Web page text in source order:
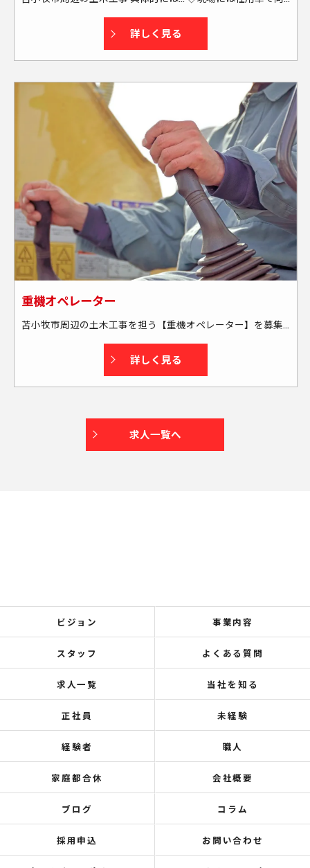
詳しく見る
重機オペレーター
詳しく見る
求人一覧へ
ビジョン 事業内容
スタッフ よくある質問
求人一覧 当社を知る
正社員 未経験
経験者 職人
家庭都合休 会社概要
ブログ コラム
採用申込 お問い合わせ